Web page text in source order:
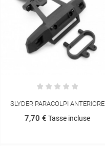
SLYDER PARACOLPI ANTERIORE
7,70 € Tasse incluse